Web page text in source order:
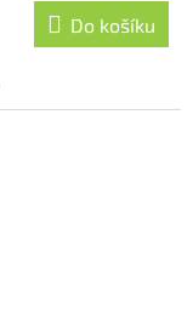
Do košíku